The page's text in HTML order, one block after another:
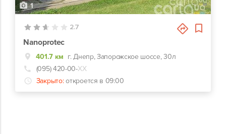
1
2.7
Nanoprotec
401.7 км г. Днепр, Запорожское шоссе, 30л
(095) 420-00-ХХ
Закрыто: откроется в 09:00